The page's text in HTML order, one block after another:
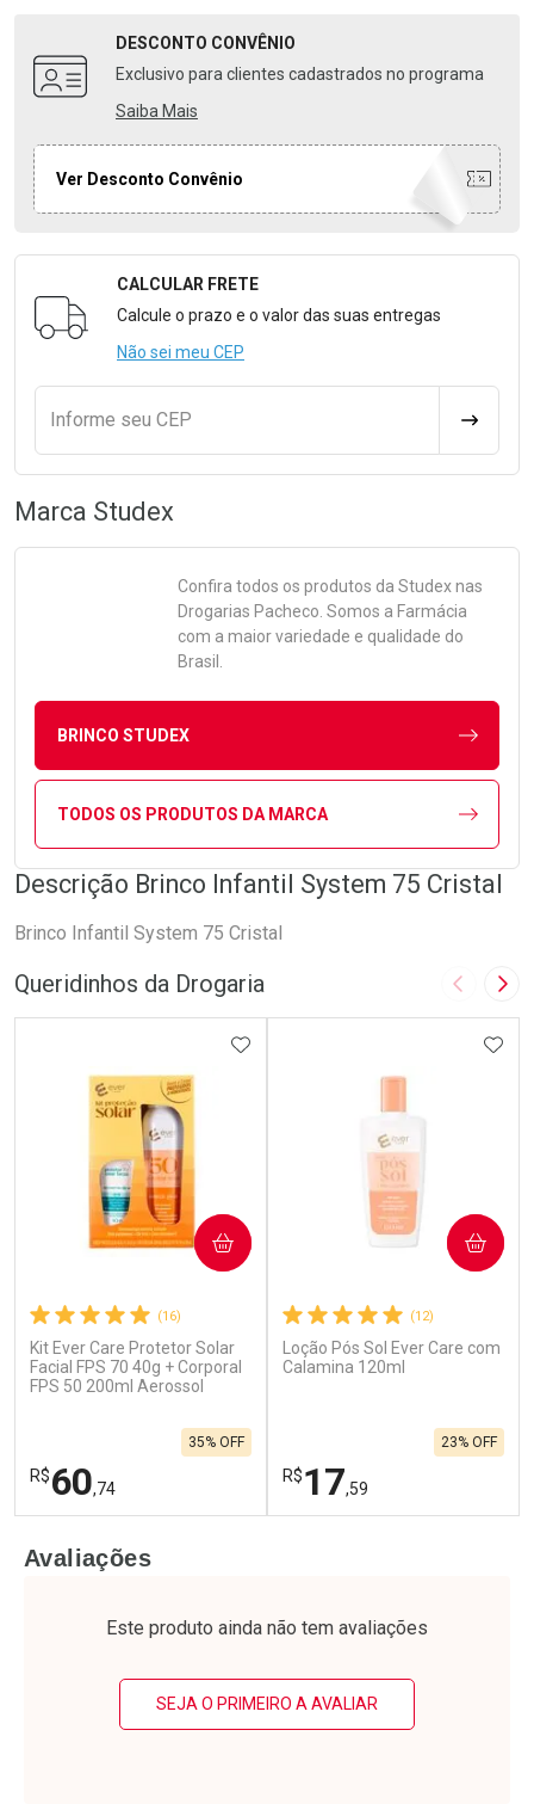
DESCONTO CONVÊNIO
Exclusivo para clientes cadastrados no programa
Saiba Mais
Ver Desconto Convênio
Formulário para Calcular o Frete
CALCULAR FRETE
Calcule o prazo e o valor das suas entregas
Não sei meu CEP
Informe seu CEP
Marca Studex
Confira todos os produtos da Studexnas
Drogarias Pacheco. Somos a Farmácia
com a maior variedade e qualidade do
Brasil.
BRINCO STUDEX
TODOS OS PRODUTOS DA MARCA
Descrição Brinco Infantil System 75 Cristal
Brinco Infantil System 75 Cristal
Queridinhos da Drogaria Imagem
(16)
Kit Ever Care Protetor Solar
Facial FPS 70 40g + Corporal
FPS 50 200ml Aerossol
R$60,74
35% OFF
ADICIONAR AOS FAVORITOS
COMPRAR
Laboratório
Por Menos
(12)
Loção Pós Sol Ever Care com
Calamina 120ml
R$17,59
23% OFF
COMPRAR
Laboratório
Por Menos
Avaliações
Este produto ainda não tem avaliações
SEJA O PRIMEIRO A AVALIAR